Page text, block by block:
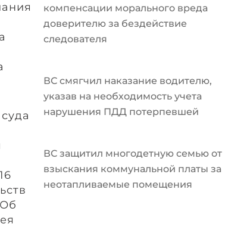
компенсации морального вреда
доверителю за бездействие
следователя
ВС смягчил наказание водителю,
указав на необходимость учета
нарушения ПДД потерпевшей
ВС защитил многодетную семью от
взыскания коммунальной платы за
неотапливаемые помещения